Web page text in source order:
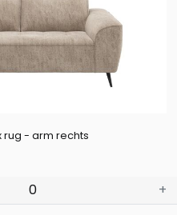
Belluno,
rug - arm rechts
0 +